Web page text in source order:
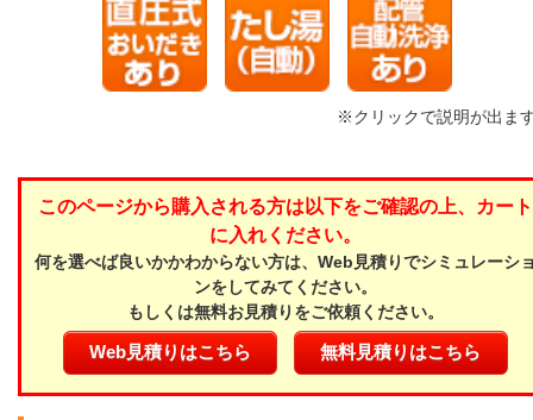
※クリックで説明が出ま
このページから購入される方は以下をご確認の上、カート
に入れください。
何を選べば良いかかわからない方は、Web見積りでシミュレーシ
ンをしてみてください。
もしくは無料お見積りをご依頼ください。
Web見積りはこちら 無料見積りはこちら